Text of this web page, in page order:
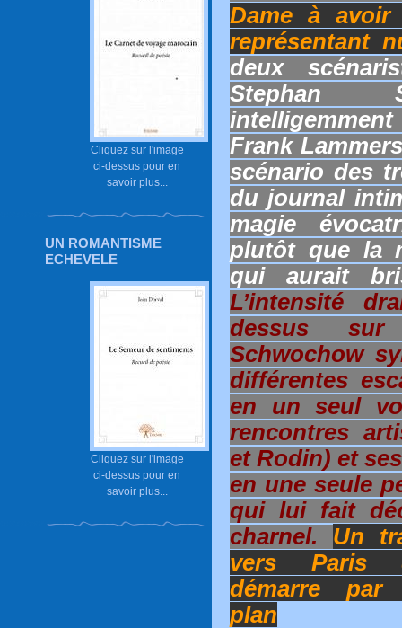
Cliquez sur l'image
ci-dessus pour en
savoir plus...
UN ROMANTISME
ECHEVELE
Cliquez sur l'image
ci-dessus pour en
savoir plus...
Dame à
représentant
deux
Stephan
Frank
scénario des
du journal
magie
plutôt que la
qui aurait
L’intensité
dessus sur
Schwochow
différentes
en un seul
rencontres
et Rodin) et
en une seule
qui lui fait
charnel. Un
vers Paris
démarre par
plan